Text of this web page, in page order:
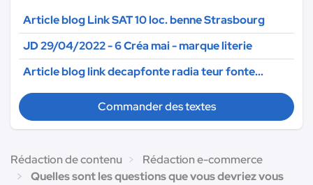
Article blog Link SAT 10 loc. benne Strasbourg
JD 29/04/2022 - 6 Créa mai - marque literie
Article blog link decapfonte radia teur fonte...
Commander des textes
Rédaction de contenu
Rédaction e-commerce
Quelles sont les questions que vous devriez vous